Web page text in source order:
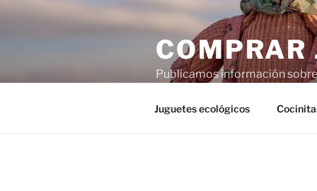
COMPRAR
Publicamos información
Juguetes ecológicos